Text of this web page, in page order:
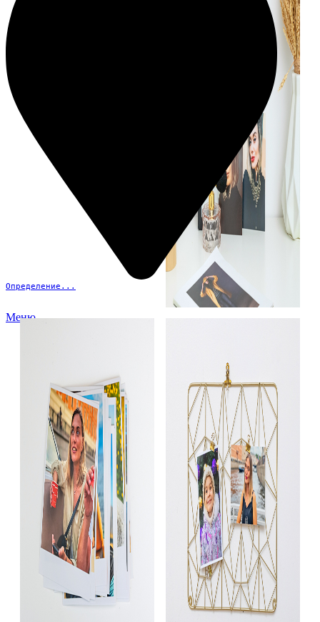
Определение...
Меню